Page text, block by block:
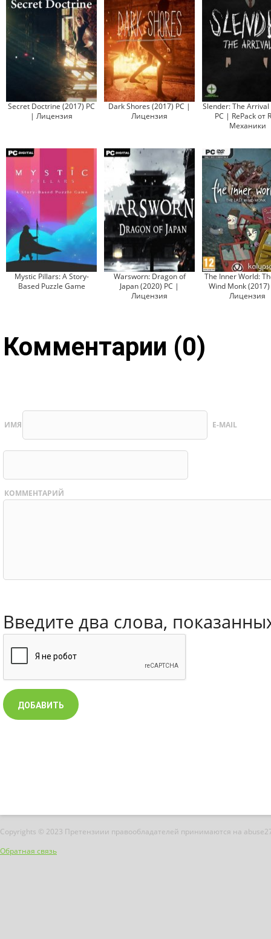
Secret Doctrine (2017) PC
| Лицензия
Dark Shores (2017) PC |
Лицензия
Slender: The Arrival
PC | RePack от
Механики
Mystic Pillars: A Story-
Based Puzzle Game
Warsworn: Dragon of
Japan (2020) PC |
Лицензия
The Inner World:
Wind Monk
Лицензия
Комментарии (0)
ИМЯ E-MAIL
КОММЕНТАРИЙ
Введите два слова,
Copyrights © 2023 Претензиии правообладателей принимаются на
Обратная связь